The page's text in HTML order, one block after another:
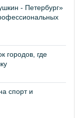
- Петербург»
городов, где
спорт и